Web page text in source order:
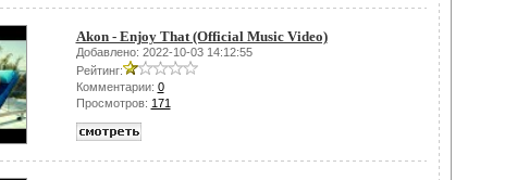
Akon - Enjoy That (Official Music Video)
Добавлено: 2022-10-03 14:12:55
Рейтинг:
Комментарии: 0
Просмотров: 171